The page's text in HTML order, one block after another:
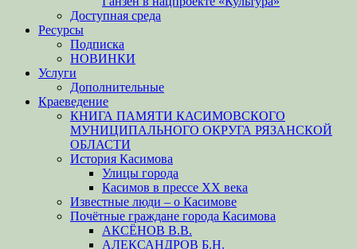
Доступная среда
Ресурсы
Подписка
НОВИНКИ
Услуги
Дополнительные
Краеведение
КНИГА ПАМЯТИ КАСИМОВСКОГО
МУНИЦИПАЛЬНОГО ОКРУГА РЯЗАНСКОЙ
ОБЛАСТИ
История Касимова
Улицы города
Касимов в прессе XX века
Известные люди – о Касимове
Почётные граждане города Касимова
АКСЁНОВ В.В.
АЛЕКСАНДРОВ Б.Н.